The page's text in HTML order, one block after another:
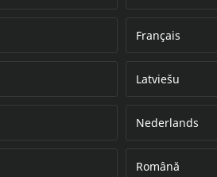
Français
Latviešu
Nederlands
Română